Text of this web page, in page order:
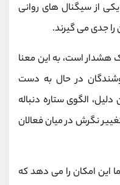
از سیگنال‌ های روانی
جدی می‌ گیرند.
هشدار است، به این معنا
در حال به دست
الگوی ستاره دنباله
نگرش در میان فعالان
این امکان را می‌ دهد که